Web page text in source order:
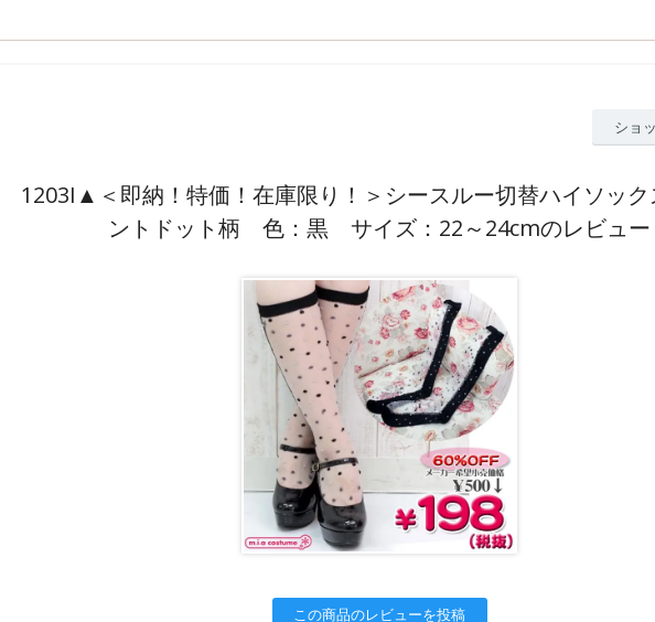
ショ
1203I▲＜即納！特価！在庫限り！＞シースルー切替ハイソッ
ントドット柄 色：黒 サイズ：22～24cmのレビュー
この商品のレビューを投稿